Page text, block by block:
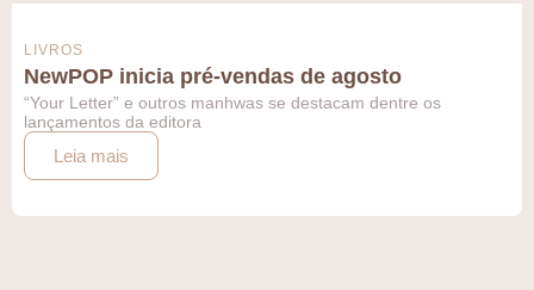
LIVROS
NewPOP inicia pré-vendas de agosto
“Your Letter” e outros manhwas se destacam dentre os
lançamentos da editora
Leia mais